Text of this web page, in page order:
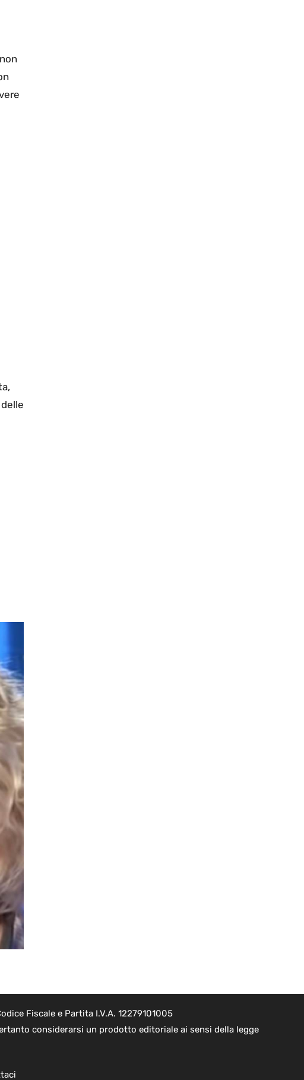
Fiscale e Partita I.V.A. 12279101005
considerarsi un prodotto editoriale ai sensi della legge